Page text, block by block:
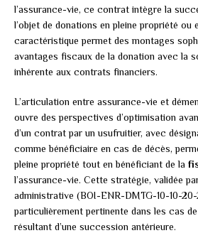
l’assurance-vie, ce contrat intègre la
l’objet de donations en pleine propriété ou
caractéristique permet des montages
avantages fiscaux de la donation avec la
inhérente aux contrats financiers.
L’articulation entre assurance-vie et
ouvre des perspectives d’optimisation
d’un contrat par un usufruitier, avec
comme bénéficiaire en cas de décès,
pleine propriété tout en bénéficiant de la
l’assurance-vie. Cette stratégie, validée
administrative (BOI-ENR-DMTG-10-10-20-
particulièrement pertinente dans les cas
résultant d’une succession antérieure.